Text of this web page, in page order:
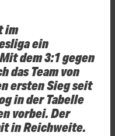
im
ein
dem 3:1 gegen
das Team von
ersten Sieg seit
in der Tabelle
vorbei. Der
in Reichweite.